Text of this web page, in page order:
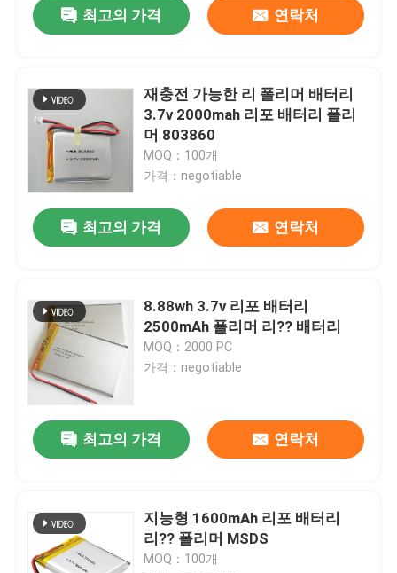
최고의 가격 연락처
재충전 가능한 리 폴리머 배터리
3.7v 2000mah 리포 배터리 폴리
머 803860
MOQ：100개
가격：negotiable
최고의 가격 연락처
8.88wh 3.7v 리포 배터리
2500mAh 폴리머 리?? 배터리
MOQ：2000 PC
가격：negotiable
최고의 가격 연락처
지능형 1600mAh 리포 배터리
리?? 폴리머 MSDS
MOQ：100개